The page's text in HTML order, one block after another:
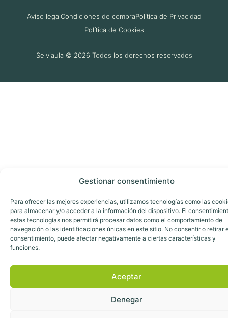
Gestionar consentimiento
Para ofrecer las mejores experiencias, utilizamos tecnologías como las
para almacenar y/o acceder a la información del dispositivo. El
estas tecnologías nos permitirá procesar datos como el comportamiento de
navegación o las identificaciones únicas en este sitio. No consentir o retirar
consentimiento, puede afectar negativamente a ciertas características y
funciones.
Aceptar
Denegar
Selviaula © 2026 Todos los derechos reservados
Aviso legalCondiciones de compraPolítica de Privacidad
Política de Cookies